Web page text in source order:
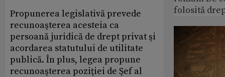
Propunerea legislativă prevede
recunoaşterea acesteia ca
persoană juridică de drept privat şi
acordarea statutului de utilitate
publică. În plus, legea propune
recunoaşterea poziţiei de Şef al
folosită